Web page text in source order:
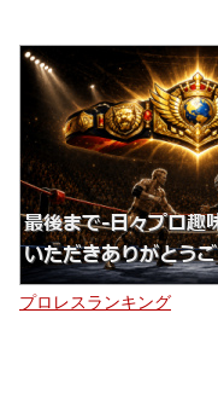
プロレスランキング